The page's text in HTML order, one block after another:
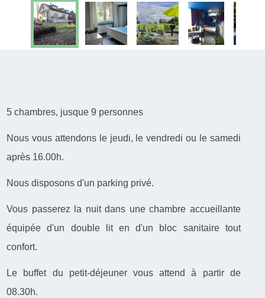
5 chambres, jusque 9 personnes
Nous vous attendons le jeudi, le vendredi ou le samedi
après 16.00h.
Nous disposons d'un parking privé.
Vous passerez la nuit dans une chambre accueillante
équipée d'un double lit en d'un bloc sanitaire tout
confort.
Le buffet du petit-déjeuner vous attend à partir de
08.30h.